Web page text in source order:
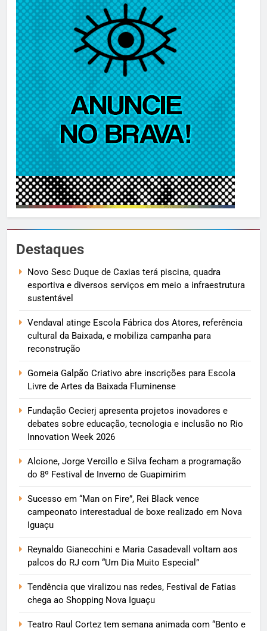
Destaques
Novo Sesc Duque de Caxias terá piscina, quadra
esportiva e diversos serviços em meio a infraestrutura
sustentável
Vendaval atinge Escola Fábrica dos Atores, referência
cultural da Baixada, e mobiliza campanha para
reconstrução
Gomeia Galpão Criativo abre inscrições para Escola
Livre de Artes da Baixada Fluminense
Fundação Cecierj apresenta projetos inovadores e
debates sobre educação, tecnologia e inclusão no Rio
Innovation Week 2026
Alcione, Jorge Vercillo e Silva fecham a programação
do 8º Festival de Inverno de Guapimirim
Sucesso em “Man on Fire”, Rei Black vence
campeonato interestadual de boxe realizado em Nova
Iguaçu
Reynaldo Gianecchini e Maria Casadevall voltam aos
palcos do RJ com “Um Dia Muito Especial”
Tendência que viralizou nas redes, Festival de Fatias
chega ao Shopping Nova Iguaçu
Teatro Raul Cortez tem semana animada com “Bento e